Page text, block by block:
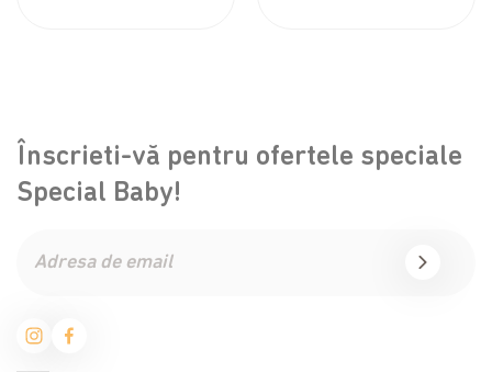
Înscrieti-vă pentru ofertele speciale
Special Baby!